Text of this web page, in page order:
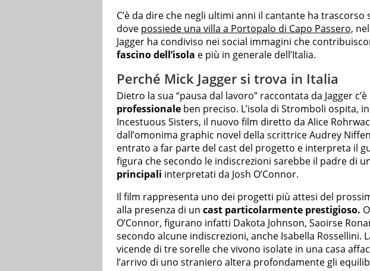
C’è da dire che negli ultimi anni il cantante ha trascorso
dove possiede una villa a Portopalo di Capo Passero,
Jagger ha condiviso nei social immagini che
fascino dell’isola e più in generale dell’Italia.
Perché Mick Jagger si trova in Italia
Dietro la sua “pausa dal lavoro” raccontata da Jagger
professionale ben preciso. L’isola di Stromboli ospita,
Incestuous Sisters, il nuovo film diretto da Alice
dall’omonima graphic novel della scrittrice Audrey
entrato a far parte del cast del progetto e interpreta il
figura che secondo le indiscrezioni sarebbe il padre di
principali interpretati da Josh O’Connor.
Il film rappresenta uno dei progetti più attesi del
alla presenza di un cast particolarmente prestigioso.
O’Connor, figurano infatti Dakota Johnson, Saoirse
secondo alcune indiscrezioni, anche Isabella Rossellini.
vicende di tre sorelle che vivono isolate in una casa
l’arrivo di uno straniero altera profondamente gli